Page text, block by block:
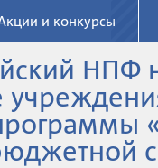
и конкурсы
НПФ